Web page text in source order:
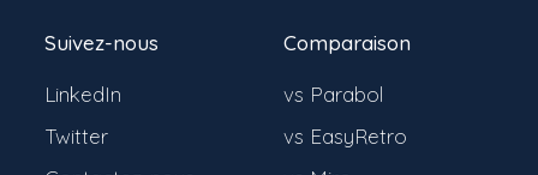
Suivez-nous
LinkedIn
Twitter
Comparaison
vs Parabol
vs EasyRetro